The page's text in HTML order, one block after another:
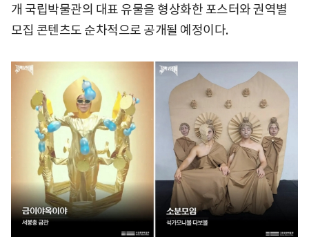
개 국립박물관의 대표 유물을 형상화한 포스터와 권역별
모집 콘텐츠도 순차적으로 공개될 예정이다.